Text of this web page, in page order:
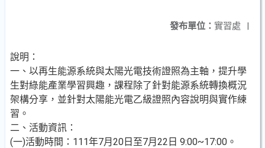
發布單位： 實習處 |
說明：
一、以再生能源系統與太陽光電技術證照為主軸，提升學
生對綠能產業學習興趣，課程除了針對能源系統轉換概況
架構分享，並針對太陽能光電乙級證照內容說明與實作練
習。
二、活動資訊：
(一)活動時間：111年7月20日至7月22日 9:00~17:00。